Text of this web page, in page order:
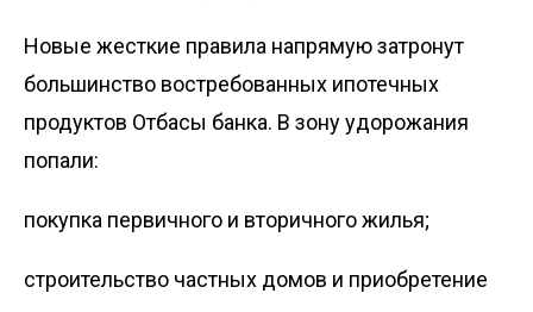
Новые жесткие правила напрямую затронут
большинство востребованных ипотечных
продуктов Отбасы банка. В зону удорожания
попали:
покупка первичного и вторичного жилья;
строительство частных домов и приобретение